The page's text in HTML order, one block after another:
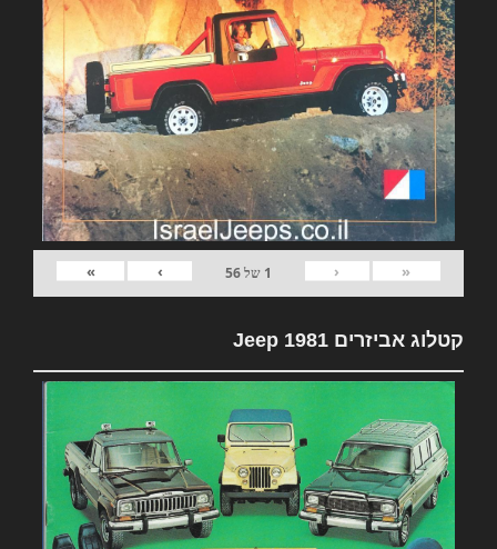
«
‹
1 של56
›
»
קטלוג אביזרים 1981 Jeep